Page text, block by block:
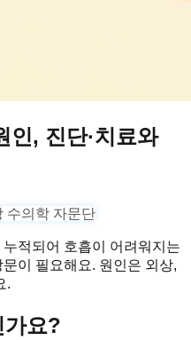
인, 진단·치료와
수의학 자문단
적되어 호흡이 어려워지는
이 필요해요. 원인은 외상,
.
가요?